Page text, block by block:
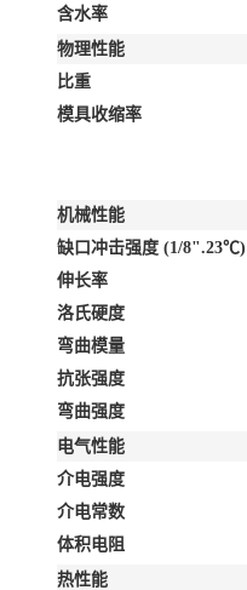
含水率
物理性能
比重
模具收缩率
机械性能
缺口冲击强度 (1/8".23℃)
伸长率
洛氏硬度
弯曲模量
抗张强度
弯曲强度
电气性能
介电强度
介电常数
体积电阻
热性能